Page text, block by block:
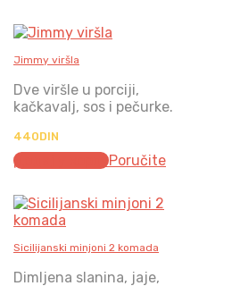
Jimmy viršla
Dve viršle u porciji,
kačkavalj, sos i pečurke.
440DIN
Додај у корпуPoručite
Sicilijanski minjoni 2 komada
Dimljena slanina, jaje,